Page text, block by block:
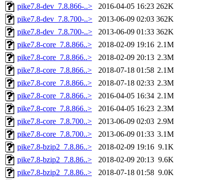
pike7.8-dev_7.8.866-..>
2016-04-05 16:23 262K
pike7.8-dev_7.8.700-..>
2013-06-09 02:03 362K
pike7.8-dev_7.8.700-..>
2013-06-09 01:33 362K
pike7.8-core_7.8.866..>
2018-02-09 19:16 2.1M
pike7.8-core_7.8.866..>
2018-02-09 20:13 2.3M
pike7.8-core_7.8.866..>
2018-07-18 01:58 2.1M
pike7.8-core_7.8.866..>
2018-07-18 02:33 2.3M
pike7.8-core_7.8.866..>
2016-04-05 16:34 2.1M
pike7.8-core_7.8.866..>
2016-04-05 16:23 2.3M
pike7.8-core_7.8.700..>
2013-06-09 02:03 2.9M
pike7.8-core_7.8.700..>
2013-06-09 01:33 3.1M
pike7.8-bzip2_7.8.86..>
2018-02-09 19:16 9.1K
pike7.8-bzip2_7.8.86..>
2018-02-09 20:13 9.6K
pike7.8-bzip2_7.8.86..>
2018-07-18 01:58 9.0K